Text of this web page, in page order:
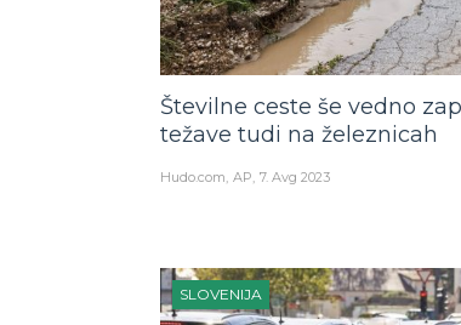
Številne ceste še vedno
težave tudi na železnicah
Hudo.com AP 7. Avg 2023
SLOVENIJA